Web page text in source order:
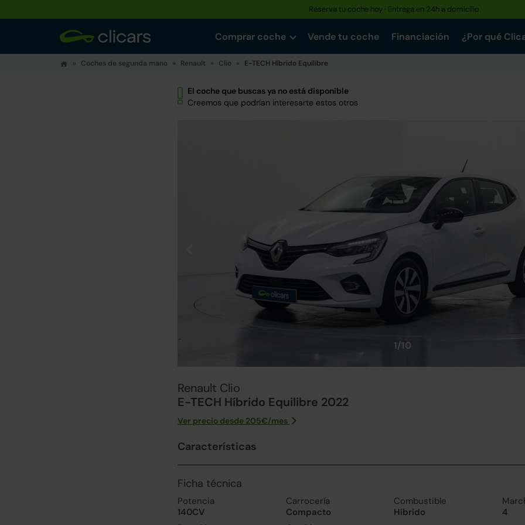
Comprar coche Vende tu coche Financiación ¿Por qué
Coches de segunda mano Renault Clio E-TECH Híbrido Equilibre
El coche que buscas ya no está disponible
Creemos que podrían interesarte estos otros
1/10
Renault Clio
E-TECH Híbrido Equilibre 2022
Ver precio desde 205€/mes
Características
Ficha técnica
Potencia
140CV
Carrocería
Compacto
Combustible
Híbrido
4